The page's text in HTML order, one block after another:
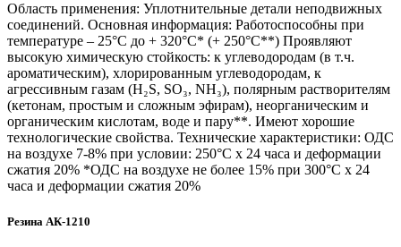
Область применения: Уплотнительные детали неподвижных
соединений. Основная информация: Работоспособны при
температуре – 25°С до + 320°С* (+ 250°С**) Проявляют
высокую химическую стойкость: к углеводородам (в т.ч.
ароматическим), хлорированным углеводородам, к
агрессивным газам (Н₂S, SO₃, NH₃), полярным растворителям
(кетонам, простым и сложным эфирам), неорганическим и
органическим кислотам, воде и пару**. Имеют хорошие
технологические свойства. Технические характеристики: ОДС
на воздухе 7-8% при условии: 250°С х 24 часа и деформации
сжатия 20% *ОДС на воздухе не более 15% при 300°С х 24
часа и деформации сжатия 20%
Резина АК-1210